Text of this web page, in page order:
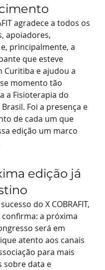
apoiadores,
principalmente, a
que esteve
Curitiba e ajudou a
momento tão
a Fisioterapia do
Foi a presença e
de cada um que
edição um marco
edição já
confirma: a próxima
será em
atento aos canais
para mais
sobre data e